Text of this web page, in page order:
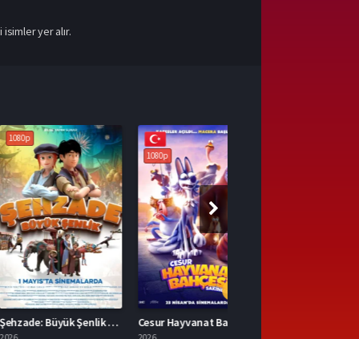
yer alır.
Şehzade: Büyük Şenlik İzle
1080p
6.0
Cesur Hayvanat Bahçesi Sakinleri Full İzle